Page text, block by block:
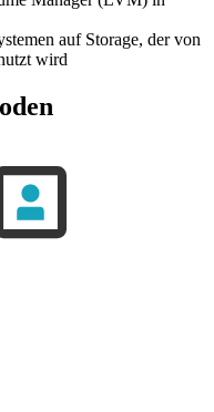
auf Storage, der von
wird